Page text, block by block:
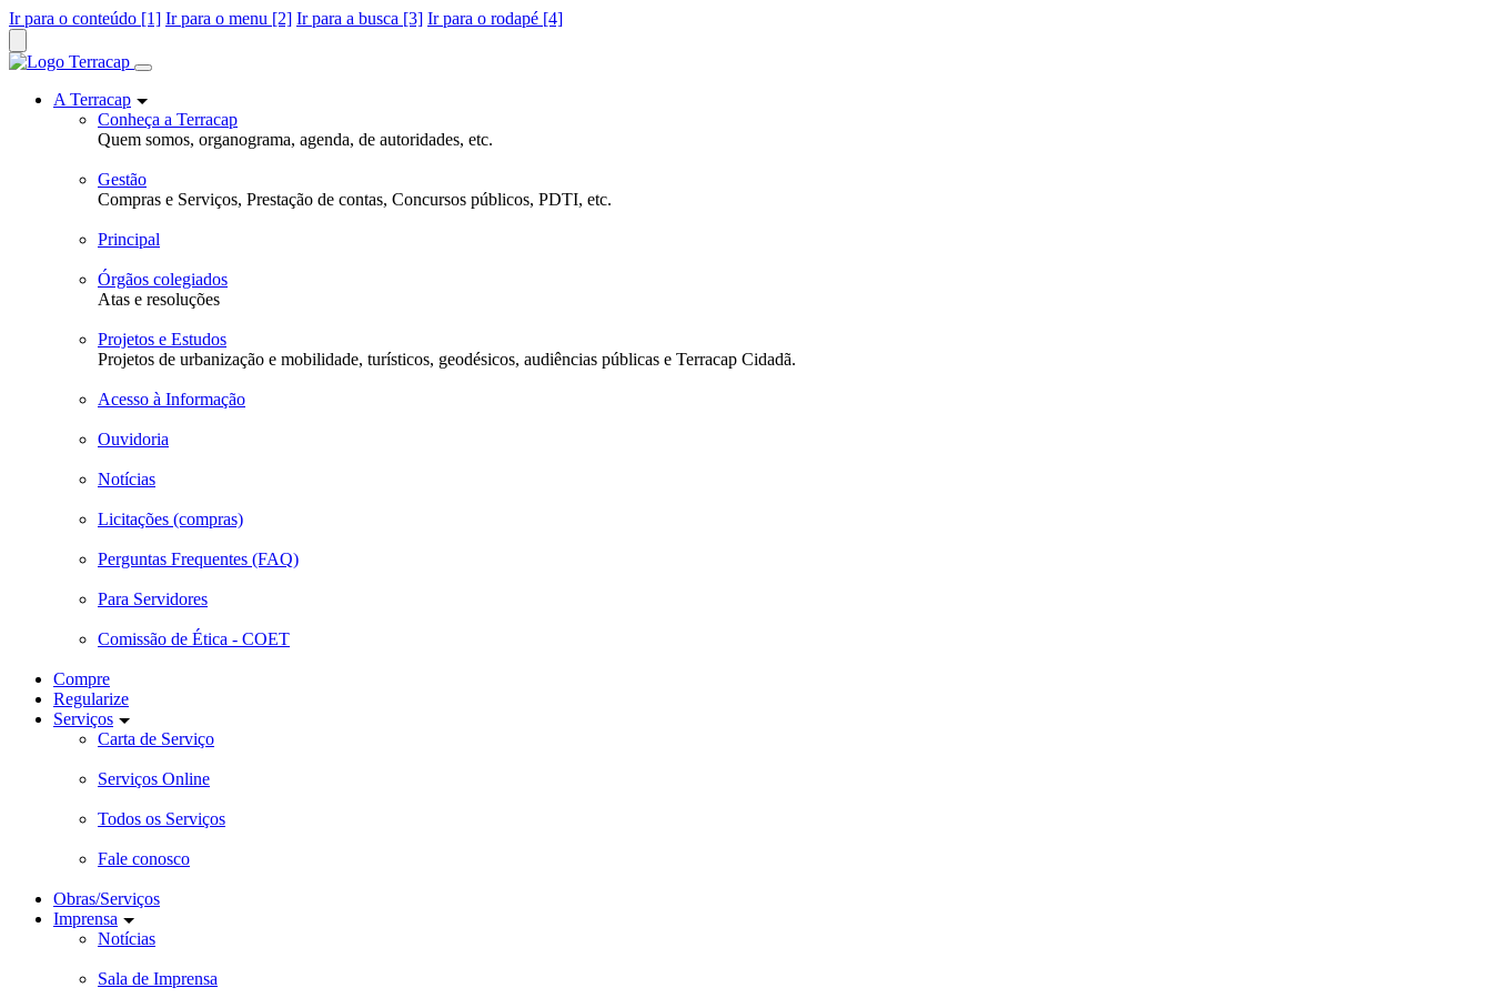
Ir para o conteúdo [1] Ir para o menu [2] Ir para a busca [3] Ir para o rodapé [4]
A Terracap
Conheça a Terracap
Quem somos, organograma, agenda, de autoridades, etc.
Gestão
Compras e Serviços, Prestação de contas, Concursos públicos, PDTI, etc.
Principal
Órgãos colegiados
Atas e resoluções
Projetos e Estudos
Projetos de urbanização e mobilidade, turísticos, geodésicos, audiências públicas e Terracap Cidadã.
Acesso à Informação
Ouvidoria
Notícias
Licitações (compras)
Perguntas Frequentes (FAQ)
Para Servidores
Comissão de Ética - COET
Compre
Regularize
Serviços
Carta de Serviço
Serviços Online
Todos os Serviços
Fale conosco
Obras/Serviços
Imprensa
Notícias
Sala de Imprensa